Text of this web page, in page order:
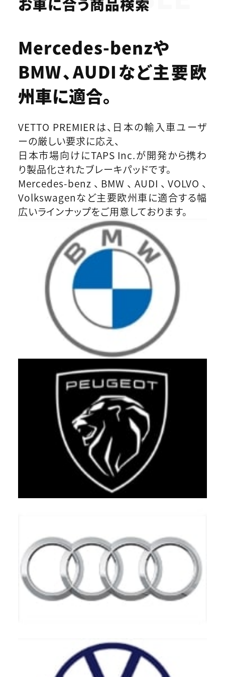
Mercedes-benzや
BMW、AUDIなど主要欧
州車に適合。
VETTO PREMIERは、日本の輸入車ユーザ
ーの厳しい要求に応え、
日本市場向けにTAPS Inc.が開発から携わ
り製品化されたブレーキパッドです。
Mercedes-benz、BMW、AUDI、VOLVO、
Volkswagenなど主要欧州車に適合する幅
広いラインナップをご用意しております。